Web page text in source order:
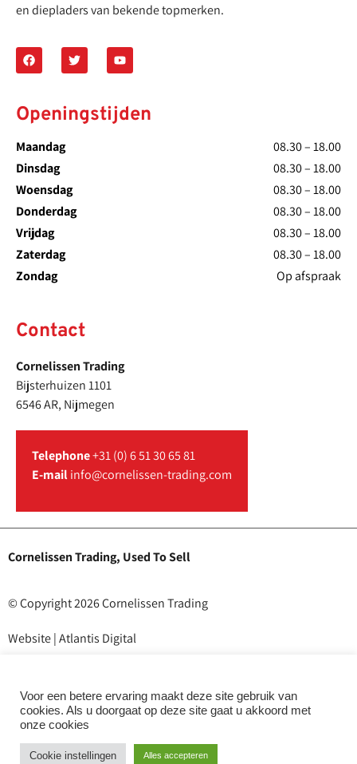
en diepladers van bekende topmerken.
Openingstijden
Maandag
08.30 – 18.00
Dinsdag
08.30 – 18.00
Woensdag
08.30 – 18.00
Donderdag
08.30 – 18.00
Vrijdag
08.30 – 18.00
Zaterdag
08.30 – 18.00
Zondag
Op afspraak
Contact
Cornelissen Trading
Bijsterhuizen 1101
6546 AR, Nijmegen
Telephone+31 (0) 6 51 30 65 81
E-mailinfo@cornelissen-trading.com
Cornelissen Trading, Used To Sell
© Copyright 2026 Cornelissen Trading
Website | Atlantis Digital
Voor een betere ervaring maakt deze site gebruik van
cookies. Als u doorgaat op deze site gaat u akkoord met
onze cookies
Cookie instellingen Alles accepteren